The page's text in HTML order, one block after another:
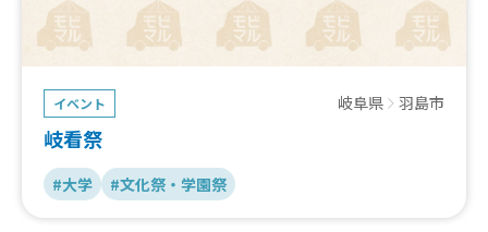
イベント 岐阜県 羽島市
岐看祭
#大学 #文化祭・学園祭